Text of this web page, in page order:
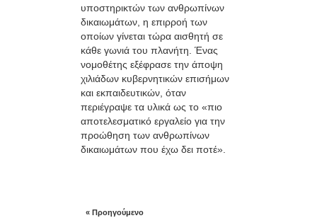
υποστηρικτών των ανθρωπίνων
δικαιωμάτων, η επιρροή των
οποίων γίνεται τώρα αισθητή σε
κάθε γωνιά του πλανήτη. Ένας
νομοθέτης εξέφρασε την άποψη
χιλιάδων κυβερνητικών επισήμων
και εκπαιδευτικών, όταν
περιέγραψε τα υλικά ως το «πιο
αποτελεσματικό εργαλείο για την
προώθηση των ανθρωπίνων
δικαιωμάτων που έχω δει ποτέ».
« Προηγούμενο